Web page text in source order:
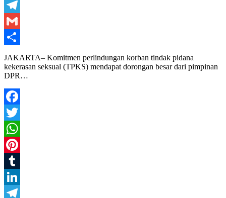
LinkedIn
Telegram
Gmail
Share
JAKARTA– Komitmen perlindungan korban tindak pidana
kekerasan seksual (TPKS) mendapat dorongan besar dari pimpinan
DPR…
Facebook
Twitter
WhatsApp
Pinterest
Tumblr
LinkedIn